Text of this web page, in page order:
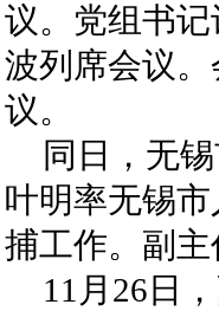
议。党组书
波列席会议
议。
同日，无
叶明率无锡
捕工作。副
11月26日